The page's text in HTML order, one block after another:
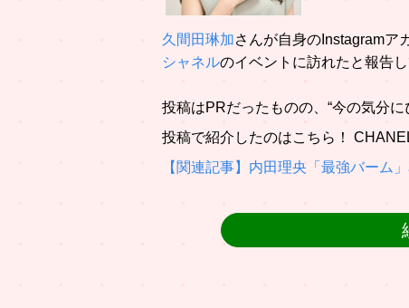
久間田琳加さんが自身のInstagramア
シャネルのイベントに訪れたと報告し
投稿はPRだったものの、“今の気分
投稿で紹介したのはこちら！
【関連記事】内田理央「最強バーム